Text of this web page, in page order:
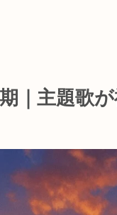
｜主題歌